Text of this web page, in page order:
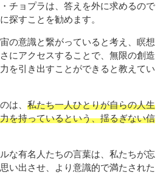
チョプラは、答えを外に求めるので
探すことを勧めます。
の意識と繋がっていると考え、瞑想
にアクセスすることで、無限の創造
を引き出すことができると教えてい
は、 私たち一人ひとりが自らの人生
を持っているという、揺るぎない信
な有名人たちの言葉は、私たちが忘
い出させ、より意識的で満たされた